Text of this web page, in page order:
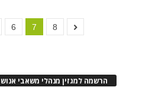
6 7 8
הרשמה למגזין מנהלי משאבי אנוש